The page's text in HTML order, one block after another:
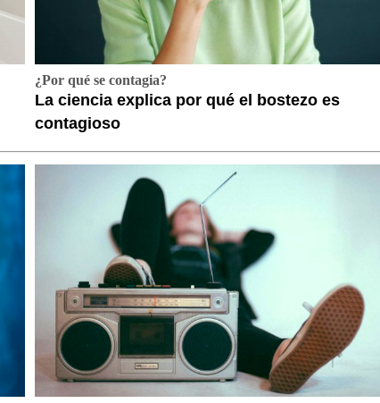
¿Por qué se contagia?
La ciencia explica por qué el bostezo es
contagioso